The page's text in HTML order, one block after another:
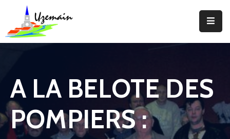
Actualités
Votre
Commune
Votre
A LA BELOTE DES
POMPIERS :